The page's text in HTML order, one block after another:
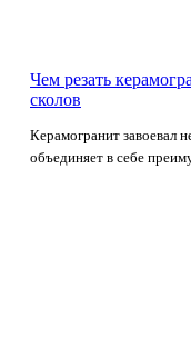
Чем резать
сколов
Керамогранит завоевал
объединяет в себе